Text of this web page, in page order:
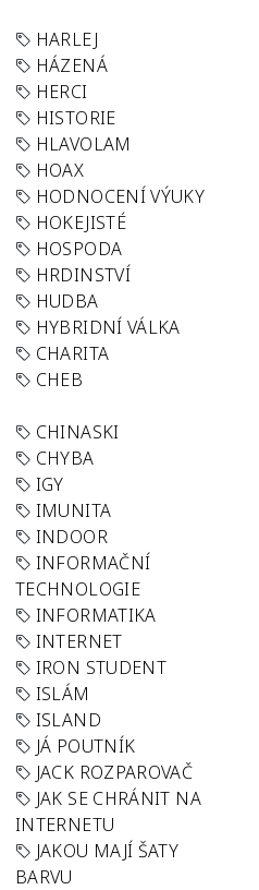
HARLEJ
HÁZENÁ
HERCI
HISTORIE
HLAVOLAM
HOAX
HODNOCENÍ VÝUKY
HOKEJISTÉ
HOSPODA
HRDINSTVÍ
HUDBA
HYBRIDNÍ VÁLKA
CHARITA
CHEB
CHINASKI
CHYBA
IGY
IMUNITA
INDOOR
INFORMAČNÍ
TECHNOLOGIE
INFORMATIKA
INTERNET
IRON STUDENT
ISLÁM
ISLAND
JÁ POUTNÍK
JACK ROZPAROVAČ
JAK SE CHRÁNIT NA
INTERNETU
JAKOU MAJÍ ŠATY
BARVU